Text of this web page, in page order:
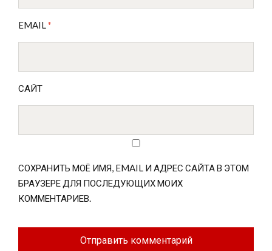
EMAIL*
САЙТ
СОХРАНИТЬ МОЁ ИМЯ, EMAIL И АДРЕС САЙТА В ЭТОМ
БРАУЗЕРЕ ДЛЯ ПОСЛЕДУЮЩИХ МОИХ
КОММЕНТАРИЕВ.